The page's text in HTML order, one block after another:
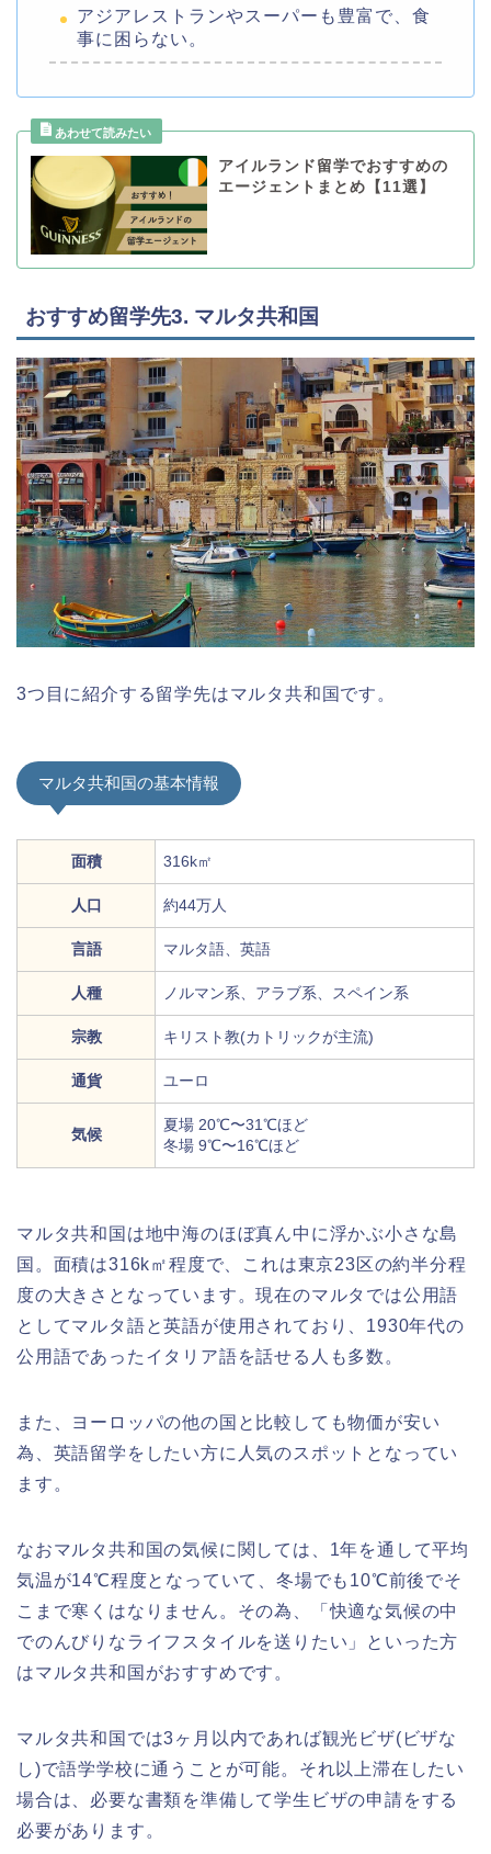
アジアレストランやスーパーも豊富で、食
事に困らない。
アイルランド留学でおすすめの
エージェントまとめ【11選】
おすすめ留学先3. マルタ共和国
3つ目に紹介する留学先はマルタ共和国です。
マルタ共和国の基本情報
面積 316k㎡
人口 約44万人
言語 マルタ語、英語
人種 ノルマン系、アラブ系、スペイン系
宗教 キリスト教(カトリックが主流)
通貨 ユーロ
気候
夏場 20℃〜31℃ほど
冬場 9℃〜16℃ほど
マルタ共和国は地中海のほぼ真ん中に浮かぶ小さな島
国。面積は316k㎡程度で、これは東京23区の約半分程
度の大きさとなっています。現在のマルタでは公用語
としてマルタ語と英語が使用されており、1930年代の
公用語であったイタリア語を話せる人も多数。
また、ヨーロッパの他の国と比較しても物価が安い
為、英語留学をしたい方に人気のスポットとなってい
ます。
なおマルタ共和国の気候に関しては、1年を通して平均
気温が14℃程度となっていて、冬場でも10℃前後でそ
こまで寒くはなりません。その為、「快適な気候の中
でのんびりなライフスタイルを送りたい」といった方
はマルタ共和国がおすすめです。
マルタ共和国では3ヶ月以内であれば観光ビザ(ビザな
し)で語学学校に通うことが可能。それ以上滞在したい
場合は、必要な書類を準備して学生ビザの申請をする
必要があります。